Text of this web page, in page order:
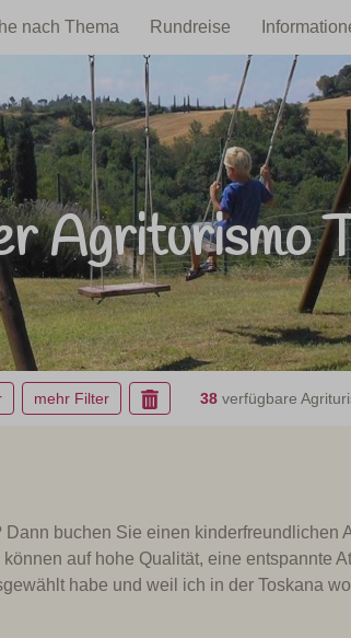
nach Thema Rundreise
Agriturismo
mehr Filter 38verfügbare
buchen Sie einen kinderfreundlichen
auf hohe Qualität, eine entspannte
habe und weil ich in der Toskana